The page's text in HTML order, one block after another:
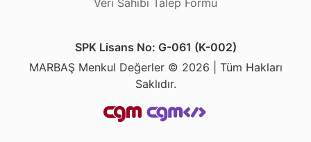
Veri Sahibi Talep Formu
SPK Lisans No: G-061 (K-002)
MARBAŞ Menkul Değerler © 2026 | Tüm Hakları
Saklıdır.